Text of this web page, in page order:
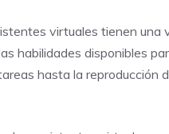
virtuales tienen
habilidades disponibles
hasta la reproducción